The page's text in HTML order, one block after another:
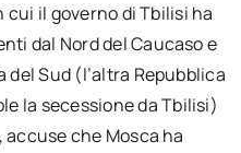
il governo di Tbilisi ha
dal Nord del Caucaso e
Sud (l’altra Repubblica
la secessione da Tbilisi)
che Mosca ha